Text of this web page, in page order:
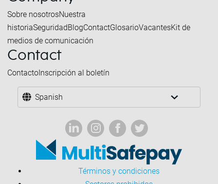
Sobre nosotrosNuestra
historiaSeguridadBlogContactGlosarioVacantesKit de
medios de comunicación
Contact
ContactoInscripción al boletín
Spanish
Términos y condiciones